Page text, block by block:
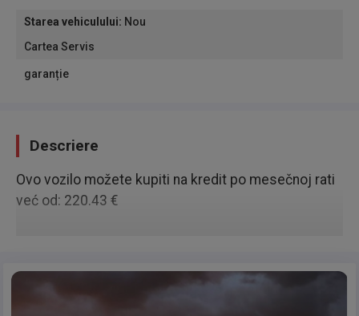
Starea vehiculului: Nou
Cartea Servis
garanție
Descriere
Ovo vozilo možete kupiti na kredit po mesečnoj rati
već od: 220.43 €